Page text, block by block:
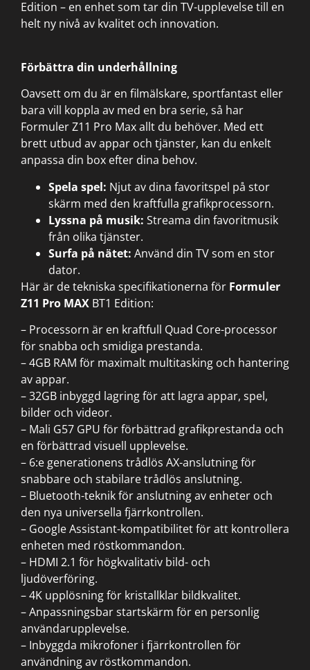
Edition – en enhet som tar din TV-upplevelse till en
helt ny nivå av kvalitet och innovation.
Förbättra din underhållning
Oavsett om du är en filmälskare, sportfantast eller
bara vill koppla av med en bra serie, så har
Formuler Z11 Pro Max allt du behöver. Med ett
brett utbud av appar och tjänster, kan du enkelt
anpassa din box efter dina behov.
Spela spel: Njut av dina favoritspel på stor
skärm med den kraftfulla grafikprocessorn.
Lyssna på musik: Streama din favoritmusik
från olika tjänster.
Surfa på nätet: Använd din TV som en stor
dator.
Här är de tekniska specifikationerna för Formuler
Z11 Pro MAX BT1 Edition:
– Processorn är en kraftfull Quad Core-processor
för snabba och smidiga prestanda.
– 4GB RAM för maximalt multitasking och hantering
av appar.
– 32GB inbyggd lagring för att lagra appar, spel,
bilder och videor.
– Mali G57 GPU för förbättrad grafikprestanda och
en förbättrad visuell upplevelse.
– 6:e generationens trådlös AX-anslutning för
snabbare och stabilare trådlös anslutning.
– Bluetooth-teknik för anslutning av enheter och
den nya universella fjärrkontrollen.
– Google Assistant-kompatibilitet för att kontrollera
enheten med röstkommandon.
– HDMI 2.1 för högkvalitativ bild- och
ljudöverföring.
– 4K upplösning för kristallklar bildkvalitet.
– Anpassningsbar startskärm för en personlig
användarupplevelse.
– Inbyggda mikrofoner i fjärrkontrollen för
användning av röstkommandon.